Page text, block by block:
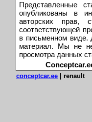
Представленные
опубликованы в
авторских прав,
соответствующей
в письменном виде.
материал. Мы не
просмотра данных
conceptcar.ee | renault